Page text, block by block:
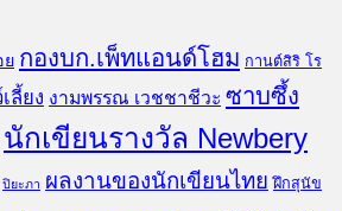
ย กองบก.เพ็ทแอนด์โฮม กานต์สิริ โร
ลี้ยง งามพรรณ เวชชาชีวะ ซาบซึ้ง
นักเขียนรางวัล Newbery
ปิยะภา ผลงานของนักเขียนไทย ฝึกสุนัข